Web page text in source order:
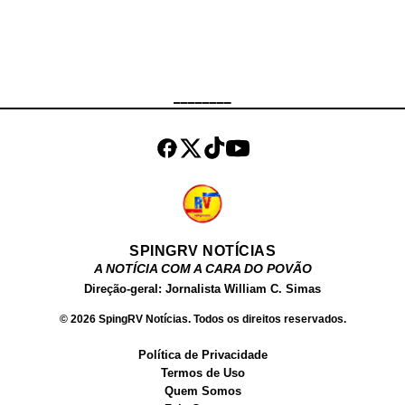
atualmente tem 15 anos. Em
setembro de 2020, Kylin Kalani
tinha mais de meio milhão de
seguidores ...
SPINGRV NOTÍCIAS
A NOTÍCIA COM A CARA DO POVÃO
Direção-geral: Jornalista William C. Simas
© 2026 SpingRV Notícias. Todos os direitos reservados.
Política de Privacidade
Termos de Uso
Quem Somos